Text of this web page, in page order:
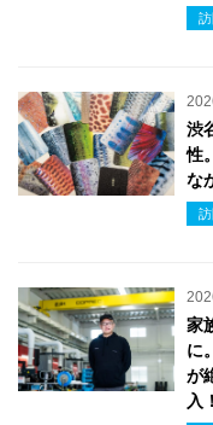
渋
性
な
家
に
が
入！